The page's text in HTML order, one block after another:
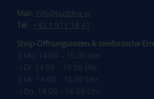
Mail: info@buddha.at
Tel.: +43 1 911 18 41
Shop-Öffnungszeiten & telefonische
-) Mo: 14:00 – 16:00 Uhr
-) Di: 14:00 – 16:00 Uhr
-) Mi: 14:00 – 16:00 Uhr
-) Do: 14:00 – 16:00 Uhr